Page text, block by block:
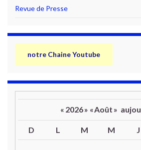
Revue de Presse
notre Chaine Youtube
« 2026» «Août »
D L M M J